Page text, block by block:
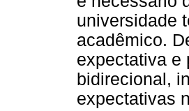
universidade
acadêmico.
expectativa e
bidirecional,
expectativas